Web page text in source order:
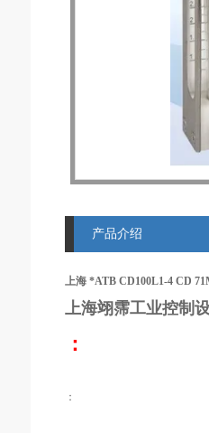
产品介绍
上海 *ATB CD100L1-4 CD
上海翊霈工业控制
：
：